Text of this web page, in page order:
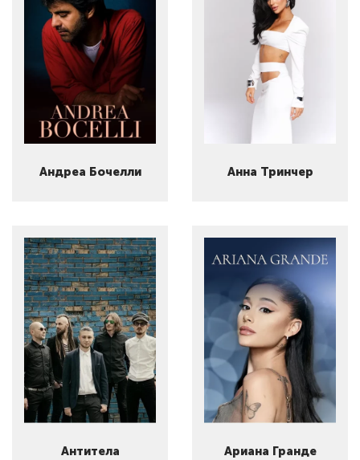
Андреа Бочелли Анна Тринчер
Антитела Ариана Гранде